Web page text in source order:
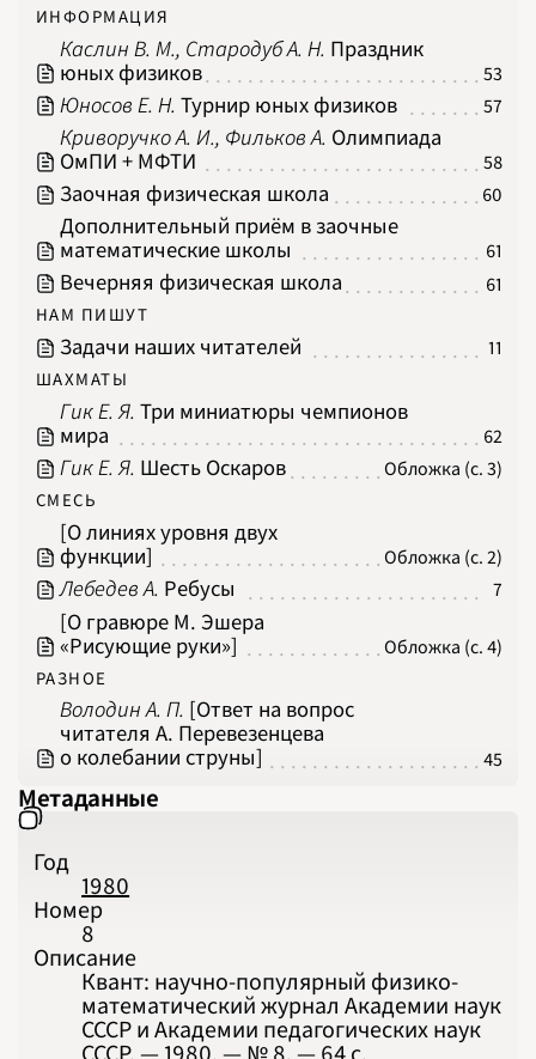
ИНФОРМАЦИЯ
Каслин В. М., Стародуб А. Н. Праздник
юных физиков
53
Юносов Е. Н. Турнир юных физиков 57
Криворучко А. И., Фильков А. Олимпиада
ОмПИ + МФТИ
58
Заочная физическая школа 60
Дополнительный приём в заочные
математические школы
61
Вечерняя физическая школа 61
НАМ ПИШУТ
Задачи наших читателей 11
ШАХМАТЫ
Гик Е. Я. Три миниатюры чемпионов
мира
62
Гик Е. Я. Шесть Оскаров Обложка (с. 3)
СМЕСЬ
[О линиях уровня двух
функции]
Обложка (с. 2)
Лебедев А. Ребусы 7
[О гравюре М. Эшера
«Рисующие руки»]
Обложка (с. 4)
РАЗНОЕ
Володин А. П. [Ответ на вопрос
читателя А. Перевезенцева
о колебании струны]
45
Метаданные
Год
1980
Номер
8
Описание
Квант: научно-популярный физико-
математический журнал Академии наук
СССР и Академии педагогических наук